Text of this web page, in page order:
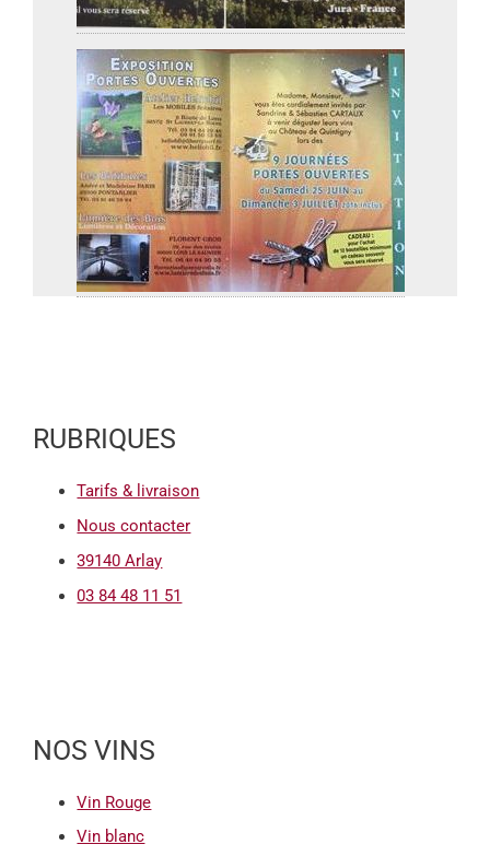
RUBRIQUES
Tarifs & livraison
Nous contacter
39140 Arlay
03 84 48 11 51
NOS VINS
Vin Rouge
Vin blanc